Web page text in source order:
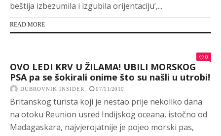
beštija izbezumila i izgubila orijentaciju’,...
READ MORE
0
OVO LEDI KRV U ŽILAMA! UBILI MORSKOG
PSA pa se šokirali onime što su našli u utrobi!
DUBROVNIK INSIDER 07/11/2019
Britanskog turista koji je nestao prije nekoliko dana
na otoku Reunion usred Indijskog oceana, istočno od
Madagaskara, najvjerojatnije je pojeo morski pas,